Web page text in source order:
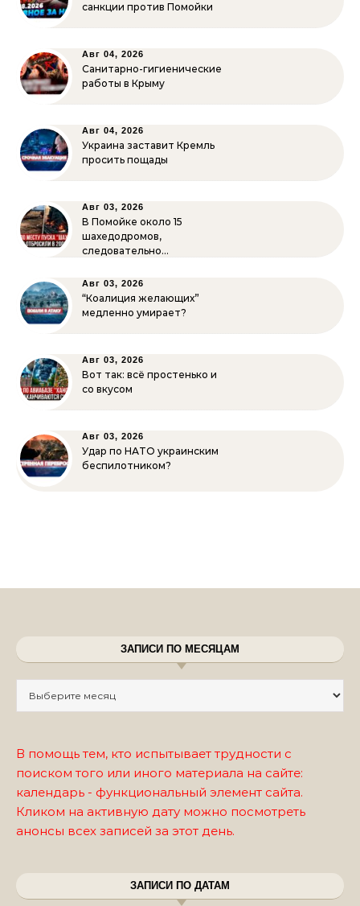
санкции против Помойки
Авг 04, 2026
Санитарно-гигиенические
работы в Крыму
Авг 04, 2026
Украина заставит Кремль
просить пощады
Авг 03, 2026
В Помойке около 15
шахедодромов,
следовательно…
Авг 03, 2026
“Коалиция желающих”
медленно умирает?
Авг 03, 2026
Вот так: всё простенько и
со вкусом
Авг 03, 2026
Удар по НАТО украинским
беспилотником?
ЗАПИСИ ПО МЕСЯЦАМ
В помощь тем, кто испытывает трудности с
поиском того или иного материала на сайте:
календарь - функциональный элемент сайта.
Кликом на активную дату можно посмотреть
анонсы всех записей за этот день.
ЗАПИСИ ПО ДАТАМ